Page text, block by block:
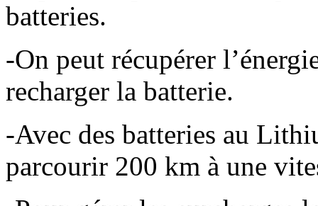
batteries.
-On peut récupérer
recharger la batterie.
-Avec des batteries au
parcourir 200 km à une